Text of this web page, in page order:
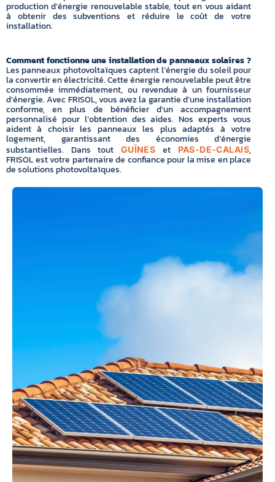
production d’énergie renouvelable stable, tout en vous aidant
à obtenir des subventions et réduire le coût de votre
installation.
Comment fonctionne une installation de panneaux solaires ?
Les panneaux photovoltaïques captent l’énergie du soleil pour
la convertir en électricité. Cette énergie renouvelable peut être
consommée immédiatement, ou revendue à un fournisseur
d’énergie. Avec FRISOL, vous avez la garantie d’une installation
conforme, en plus de bénéficier d’un accompagnement
personnalisé pour l’obtention des aides. Nos experts vous
aident à choisir les panneaux les plus adaptés à votre
logement, garantissant des économies d’énergie
substantielles. Dans tout
GUÎNES et PAS-DE-CALAIS,
FRISOL est votre partenaire de confiance pour la mise en place
de solutions photovoltaïques.